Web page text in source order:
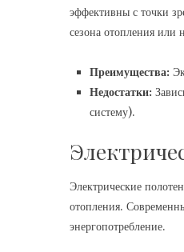
эффективны с точки
сезона отопления или
Преимущества:
Недостатки:
систему).
Электрические
отопления.
энергопотребление.